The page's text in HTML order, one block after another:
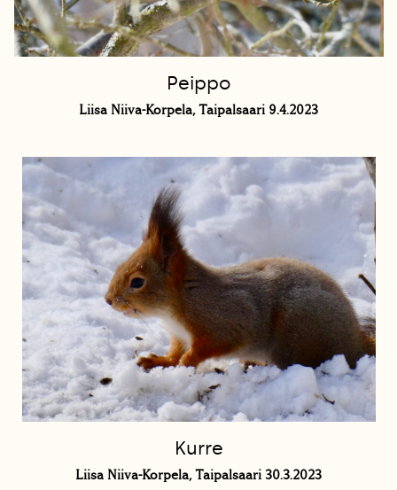
Peippo
Liisa Niiva-Korpela, Taipalsaari 9.4.2023
Kurre
Liisa Niiva-Korpela, Taipalsaari 30.3.2023